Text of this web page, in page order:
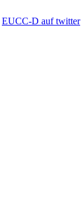
EUCC-D auf twitter